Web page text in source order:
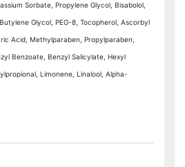
Sorbate, Propylene Glycol, Bisabolol,
Glycol, PEG-8, Tocopherol, Ascorbyl
Acid, Methylparaben, Propylparaben,
Benzoate, Benzyl Salicylate, Hexyl
Limonene, Linalool, Alpha-